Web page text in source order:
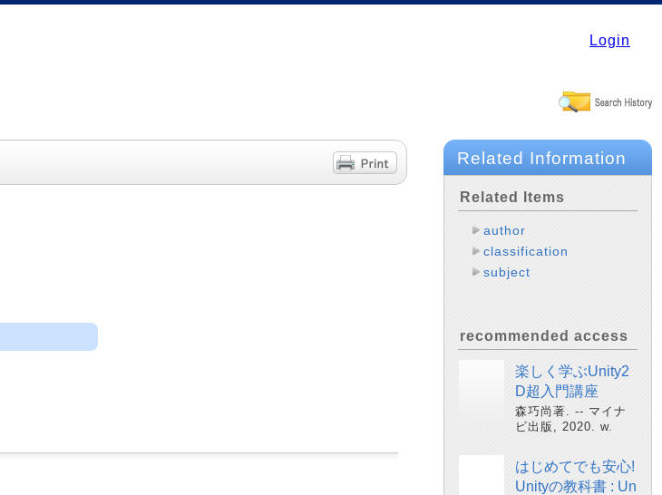
Login
Related Information
Related Items
author
classification
subject
recommended access
楽しく学ぶUnity2
D超入門講座
森巧尚著. -- マイナ
ビ出版, 2020. w.
はじめてでも安心!
Unityの教科書 : Un